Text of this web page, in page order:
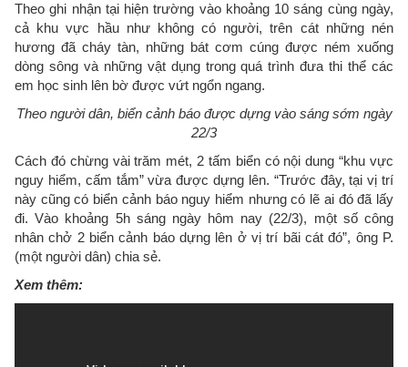
Theo ghi nhận tại hiện trường vào khoảng 10 sáng cùng ngày,
cả khu vực hầu như không có người, trên cát những nén
hương đã cháy tàn, những bát cơm cúng được ném xuống
dòng sông và những vật dụng trong quá trình đưa thi thể các
em học sinh lên bờ được vứt ngổn ngang.
Theo người dân, biển cảnh báo được dựng vào sáng sớm ngày
22/3
Cách đó chừng vài trăm mét, 2 tấm biển có nội dung “khu vực
nguy hiểm, cấm tắm” vừa được dựng lên. “Trước đây, tại vị trí
này cũng có biển cảnh báo nguy hiểm nhưng có lẽ ai đó đã lấy
đi. Vào khoảng 5h sáng ngày hôm nay (22/3), một số công
nhân chở 2 biển cảnh báo dựng lên ở vị trí bãi cát đó”, ông P.
(một người dân) chia sẻ.
Xem thêm: